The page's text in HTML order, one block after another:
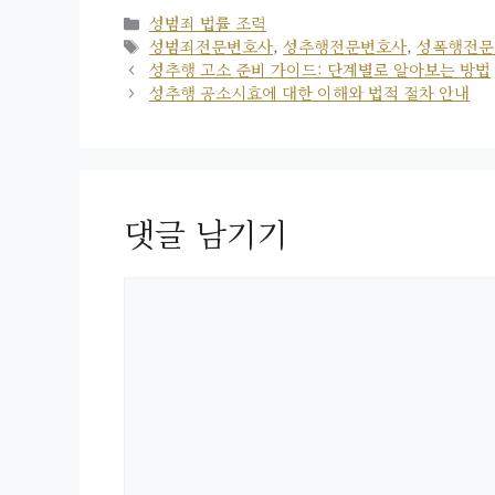
카
테
고
리
성범죄 법률 조력
태
그
성범죄전문변호사,성추행전문변호사,성폭행전
성추행 고소 준비 가이드: 단계별로 알아보는 방법
성추행 공소시효에 대한 이해와 법적 절차 안내
댓글 남기기